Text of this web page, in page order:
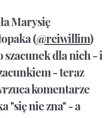
Marysię
(@reiwillim)
szacunek dla nich - i
- teraz
komentarze
"się nie zna" - a